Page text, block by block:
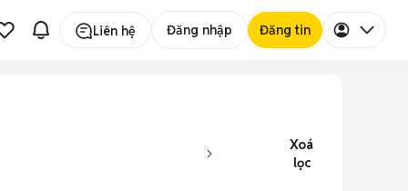
Liên hệ Đăng nhập Đăng tin
Xoá
lọc